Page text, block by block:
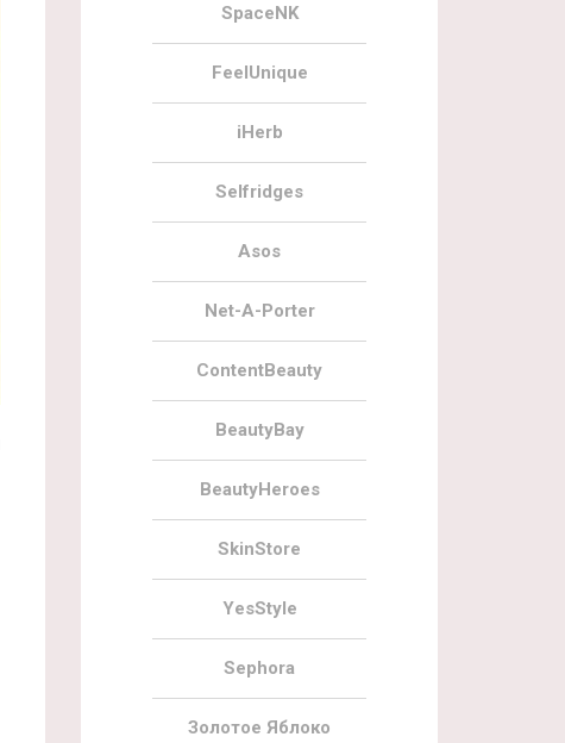
SpaceNK
FeelUnique
iHerb
Selfridges
Asos
Net-A-Porter
ContentBeauty
BeautyBay
BeautyHeroes
SkinStore
YesStyle
Sephora
Золотое Яблоко